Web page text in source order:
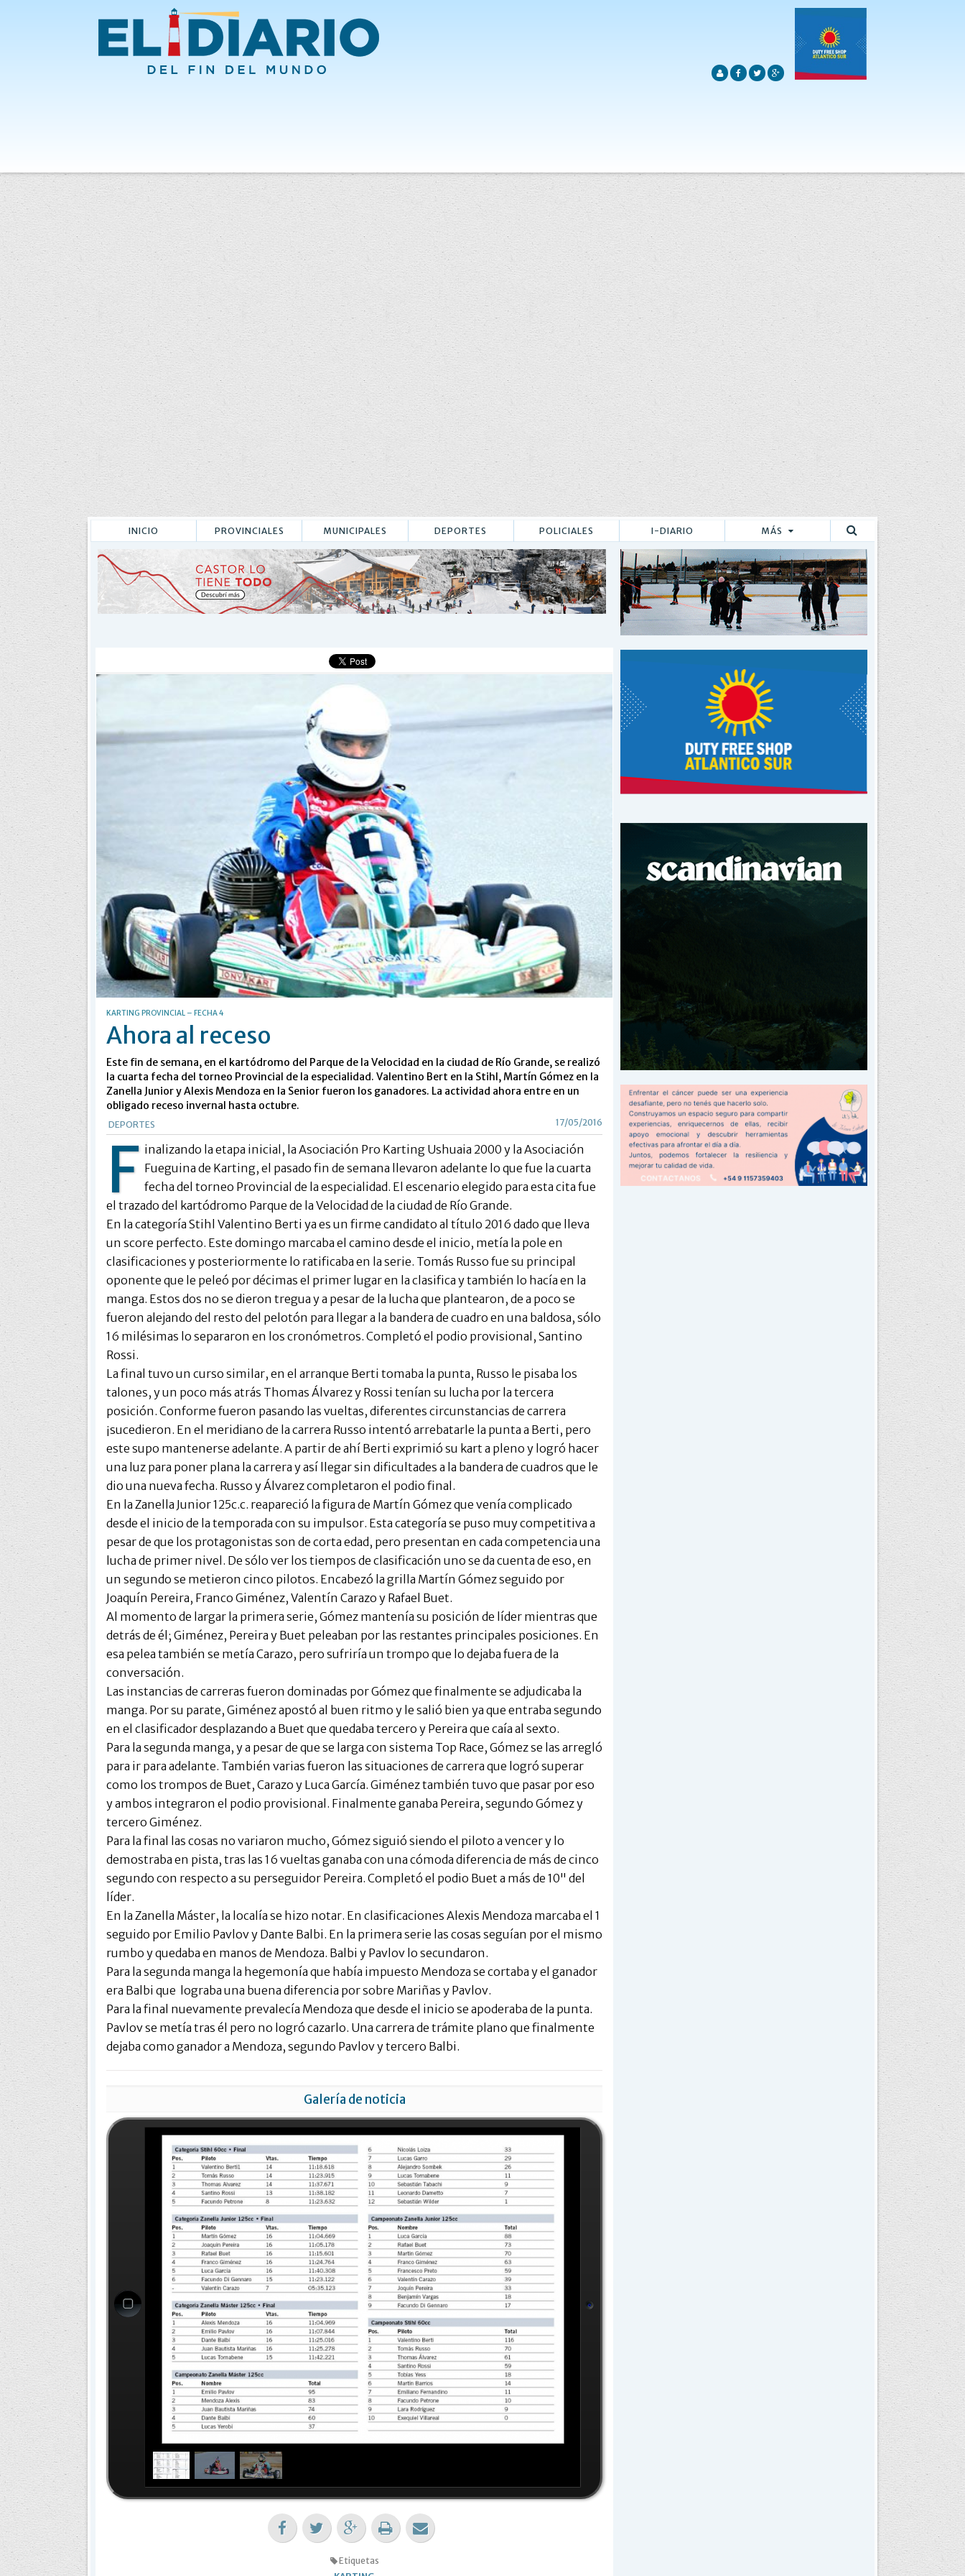
INICIO PROVINCIALES MUNICIPALES DEPORTES POLICIALES I-DIARIO MÁS
Buscar
KARTING PROVINCIAL – FECHA 4
Ahora al receso
Este fin de semana, en el kartódromo del Parque de la Velocidad en la ciudad de Río Grande, se realizó
la cuarta fecha del torneo Provincial de la especialidad. Valentino Bert en la Stihl, Martín Gómez en la
Zanella Junior y Alexis Mendoza en la Senior fueron los ganadores. La actividad ahora entre en un
obligado receso invernal hasta octubre.
DEPORTES 17/05/2016
F inalizando la etapa inicial, la Asociación Pro Karting Ushuaia 2000 y la Asociación
Fueguina de Karting, el pasado fin de semana llevaron adelante lo que fue la cuarta
fecha del torneo Provincial de la especialidad. El escenario elegido para esta cita fue
el trazado del kartódromo Parque de la Velocidad de la ciudad de Río Grande.
En la categoría Stihl Valentino Berti ya es un firme candidato al título 2016 dado que lleva
un score perfecto. Este domingo marcaba el camino desde el inicio, metía la pole en
clasificaciones y posteriormente lo ratificaba en la serie. Tomás Russo fue su principal
oponente que le peleó por décimas el primer lugar en la clasifica y también lo hacía en la
manga. Estos dos no se dieron tregua y a pesar de la lucha que plantearon, de a poco se
fueron alejando del resto del pelotón para llegar a la bandera de cuadro en una baldosa, sólo
16 milésimas lo separaron en los cronómetros. Completó el podio provisional, Santino
Rossi.
La final tuvo un curso similar, en el arranque Berti tomaba la punta, Russo le pisaba los
talones, y un poco más atrás Thomas Álvarez y Rossi tenían su lucha por la tercera
posición. Conforme fueron pasando las vueltas, diferentes circunstancias de carrera
¡sucedieron. En el meridiano de la carrera Russo intentó arrebatarle la punta a Berti, pero
este supo mantenerse adelante. A partir de ahí Berti exprimió su kart a pleno y logró hacer
una luz para poner plana la carrera y así llegar sin dificultades a la bandera de cuadros que le
dio una nueva fecha. Russo y Álvarez completaron el podio final.
En la Zanella Junior 125c.c. reapareció la figura de Martín Gómez que venía complicado
desde el inicio de la temporada con su impulsor. Esta categoría se puso muy competitiva a
pesar de que los protagonistas son de corta edad, pero presentan en cada competencia una
lucha de primer nivel. De sólo ver los tiempos de clasificación uno se da cuenta de eso, en
un segundo se metieron cinco pilotos. Encabezó la grilla Martín Gómez seguido por
Joaquín Pereira, Franco Giménez, Valentín Carazo y Rafael Buet.
Al momento de largar la primera serie, Gómez mantenía su posición de líder mientras que
detrás de él; Giménez, Pereira y Buet peleaban por las restantes principales posiciones. En
esa pelea también se metía Carazo, pero sufriría un trompo que lo dejaba fuera de la
conversación.
Las instancias de carreras fueron dominadas por Gómez que finalmente se adjudicaba la
manga. Por su parate, Giménez apostó al buen ritmo y le salió bien ya que entraba segundo
en el clasificador desplazando a Buet que quedaba tercero y Pereira que caía al sexto.
Para la segunda manga, y a pesar de que se larga con sistema Top Race, Gómez se las arregló
para ir para adelante. También varias fueron las situaciones de carrera que logró superar
como los trompos de Buet, Carazo y Luca García. Giménez también tuvo que pasar por eso
y ambos integraron el podio provisional. Finalmente ganaba Pereira, segundo Gómez y
tercero Giménez.
Para la final las cosas no variaron mucho, Gómez siguió siendo el piloto a vencer y lo
demostraba en pista, tras las 16 vueltas ganaba con una cómoda diferencia de más de cinco
segundo con respecto a su perseguidor Pereira. Completó el podio Buet a más de 10" del
líder.
En la Zanella Máster, la localía se hizo notar. En clasificaciones Alexis Mendoza marcaba el 1
seguido por Emilio Pavlov y Dante Balbi. En la primera serie las cosas seguían por el mismo
rumbo y quedaba en manos de Mendoza. Balbi y Pavlov lo secundaron.
Para la segunda manga la hegemonía que había impuesto Mendoza se cortaba y el ganador
era Balbi que lograba una buena diferencia por sobre Mariñas y Pavlov.
Para la final nuevamente prevalecía Mendoza que desde el inicio se apoderaba de la punta.
Pavlov se metía tras él pero no logró cazarlo. Una carrera de trámite plano que finalmente
dejaba como ganador a Mendoza, segundo Pavlov y tercero Balbi.
Galería de noticia
Etiquetas